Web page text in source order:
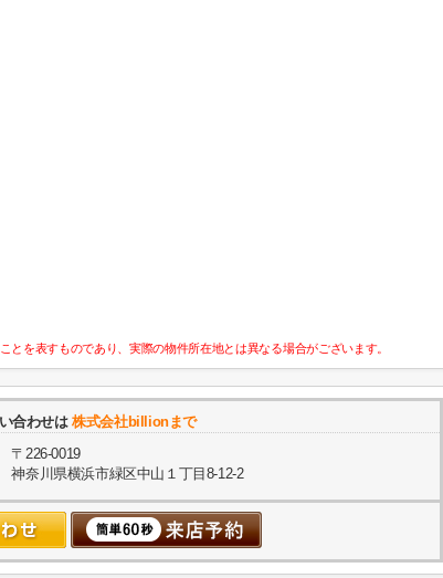
を表すものであり、実際の物件所在地とは異なる場合がございます。
合わせは株式会社billionまで
〒226-0019
神奈川県横浜市緑区中山１丁目8-12-2